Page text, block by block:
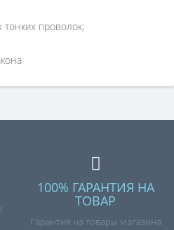
проволок;
100% ГАРАНТИЯ НА
ТОВАР
Гарантия на товары магазина